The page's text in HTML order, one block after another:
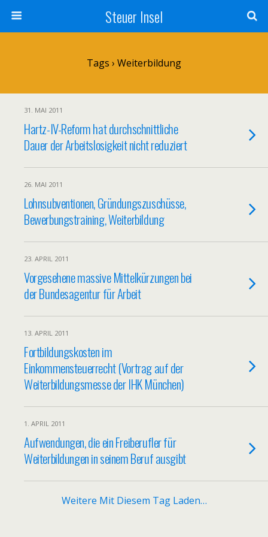
Steuer Insel
Tags › Weiterbildung
31. MAI 2011
Hartz-IV-Reform hat durchschnittliche
Dauer der Arbeitslosigkeit nicht reduziert
26. MAI 2011
Lohnsubventionen, Gründungszuschüsse,
Bewerbungstraining, Weiterbildung
23. APRIL 2011
Vorgesehene massive Mittelkürzungen bei
der Bundesagentur für Arbeit
13. APRIL 2011
Fortbildungskosten im
Einkommensteuerrecht (Vortrag auf der
Weiterbildungsmesse der IHK München)
1. APRIL 2011
Aufwendungen, die ein Freiberufler für
Weiterbildungen in seinem Beruf ausgibt
Weitere Mit Diesem Tag Laden…